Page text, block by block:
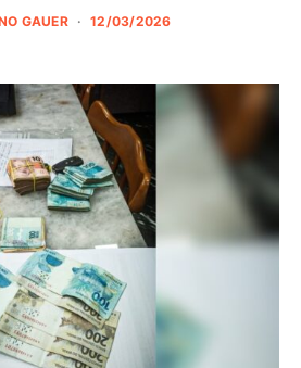
GAUER 12/03/2026